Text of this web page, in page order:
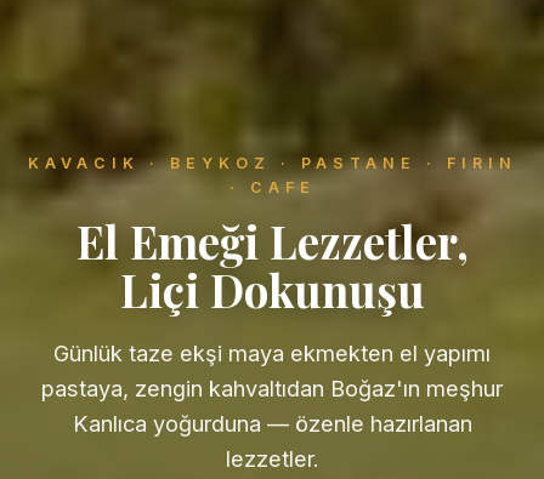
KAVACIK · BEYKOZ · PASTANE · FIRIN
· CAFE
El Emeği Lezzetler,
Liçi Dokunuşu
Günlük taze ekşi maya ekmekten el yapımı
pastaya, zengin kahvaltıdan Boğaz'ın meşhur
Kanlıca yoğurduna — özenle hazırlanan
lezzetler.